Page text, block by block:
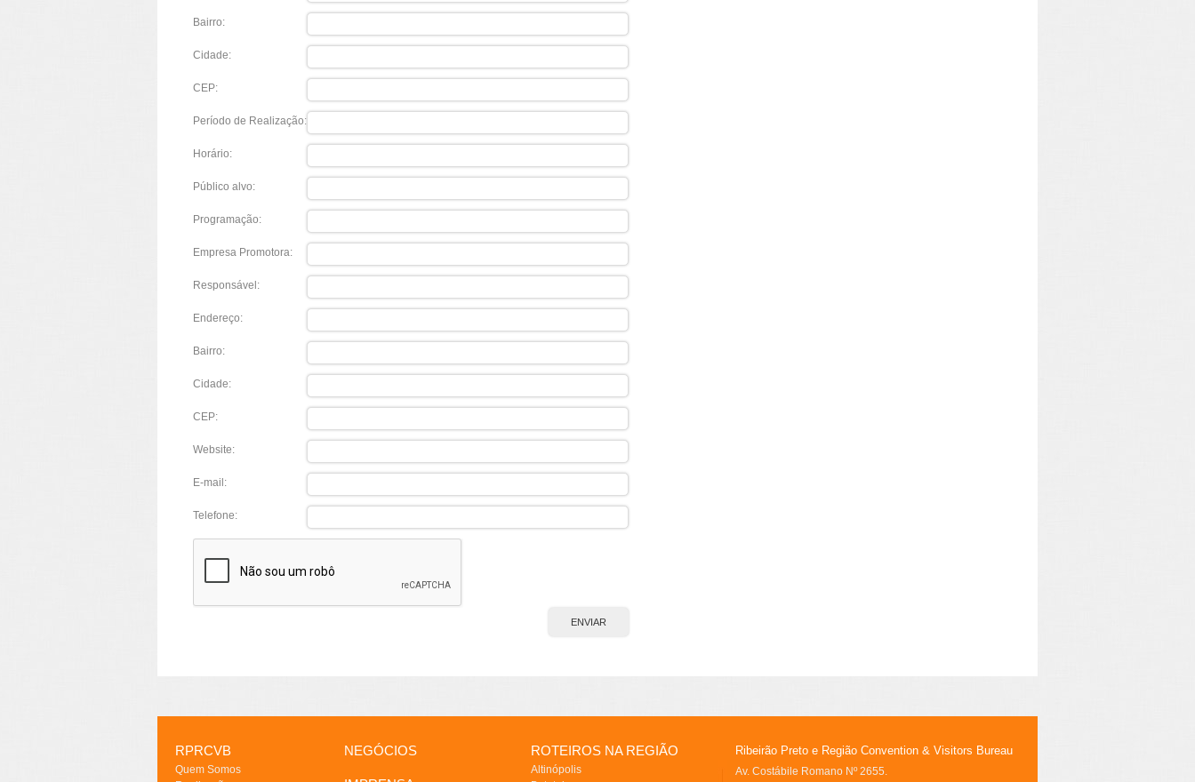
Bairro:
Cidade:
CEP:
Período de Realização:
Horário:
Público alvo:
Programação:
Empresa Promotora:
Responsável:
Endereço:
Bairro:
Cidade:
CEP:
Website:
E-mail:
Telefone:
RPRCVB
Quem Somos
NEGÓCIOS ROTEIROS NA REGIÃO
Altinópolis
Ribeirão Preto e Região Convention & Visitors Bureau
Av. Costábile Romano Nº 2655.